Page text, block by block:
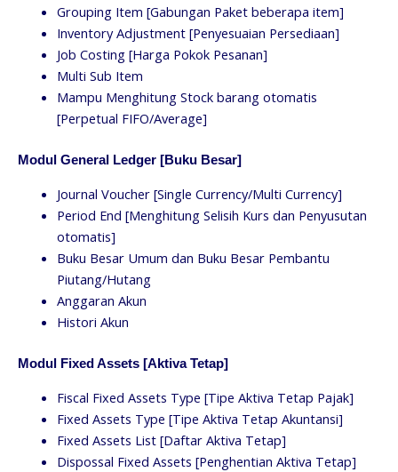
Grouping Item [Gabungan Paket beberapa item]
Inventory Adjustment [Penyesuaian Persediaan]
Job Costing [Harga Pokok Pesanan]
Multi Sub Item
Mampu Menghitung Stock barang otomatis
[Perpetual FIFO/Average]
Modul General Ledger [Buku Besar]
Journal Voucher [Single Currency/Multi Currency]
Period End [Menghitung Selisih Kurs dan Penyusutan
otomatis]
Buku Besar Umum dan Buku Besar Pembantu
Piutang/Hutang
Anggaran Akun
Histori Akun
Modul Fixed Assets [Aktiva Tetap]
Fiscal Fixed Assets Type [Tipe Aktiva Tetap Pajak]
Fixed Assets Type [Tipe Aktiva Tetap Akuntansi]
Fixed Assets List [Daftar Aktiva Tetap]
Dispossal Fixed Assets [Penghentian Aktiva Tetap]